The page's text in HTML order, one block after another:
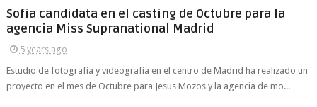
Sofia candidata en el casting de Octubre para la
agencia Miss Supranational Madrid
5 years ago
Estudio de fotografía y videografía en el centro de Madrid ha realizado un
proyecto en el mes de Octubre para Jesus Mozos y la agencia de mo...